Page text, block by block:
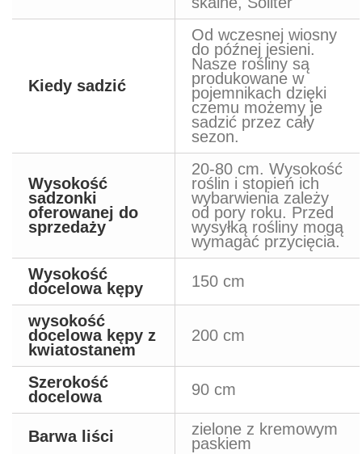
Kiedy sadzić
Od wczesnej wiosny
do późnej jesieni.
Nasze rośliny są
produkowane w
pojemnikach dzięki
czemu możemy je
sadzić przez cały
sezon.
Wysokość
sadzonki
oferowanej do
sprzedaży
20-80 cm. Wysokość
roślin i stopień ich
wybarwienia zależy
od pory roku. Przed
wysyłką rośliny mogą
wymagać przycięcia.
Wysokość
docelowa kępy
150 cm
wysokość
docelowa kępy z
kwiatostanem
200 cm
Szerokość
docelowa
90 cm
Barwa liści
zielone z kremowym
paskiem